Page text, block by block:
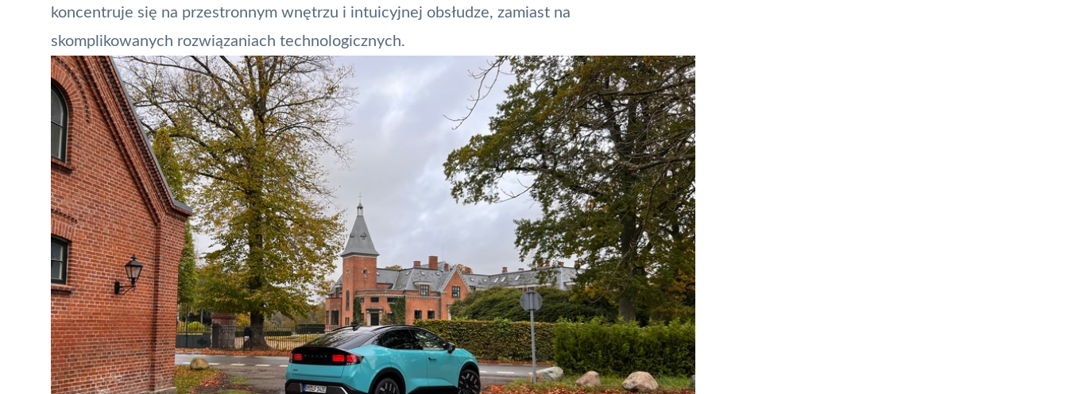
koncentruje się na przestronnym wnętrzu i intuicyjnej obsłudze, zamiast na
skomplikowanych rozwiązaniach technologicznych.